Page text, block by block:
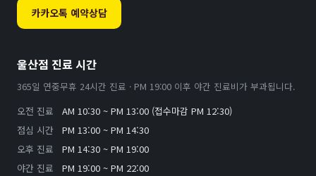
카카오톡 예약상담
울산점 진료 시간
365일 연중무휴 24시간 진료 · PM 19:00 이후 야간 진료비가 부과됩니다.
오전 진료
AM 10:30 ~ PM 13:00 (접수마감 PM 12:30)
점심 시간
PM 13:00 ~ PM 14:30
오후 진료
PM 14:30 ~ PM 19:00
야간 진료
PM 19:00 ~ PM 22:00